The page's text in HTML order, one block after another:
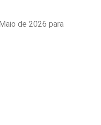
de 2026 para